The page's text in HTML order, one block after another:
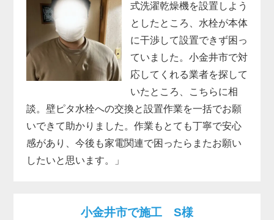
式洗濯乾燥機を設置しよう
としたところ、水栓が本体
に干渉して設置できず困っ
ていました。小金井市で対
応してくれる業者を探して
いたところ、こちらに相
談。壁ピタ水栓への交換と設置作業を一括でお願
いできて助かりました。作業もとても丁寧で安心
感があり、今後も家電関連で困ったらまたお願い
したいと思います。」
小金井市で施工 S様